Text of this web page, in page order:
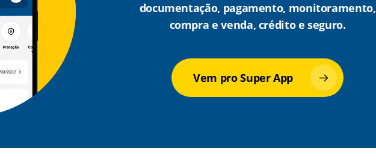
documentação, pagamento, monitoramento,
compra e venda, crédito e seguro.
Vem pro Super App